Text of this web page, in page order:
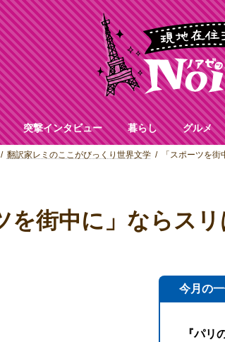
突撃インタビュー 暮らし グルメ
翻訳家レミのここがびっくり世界文学 「スポーツを
を街中に」ならス
今月の
『パリ